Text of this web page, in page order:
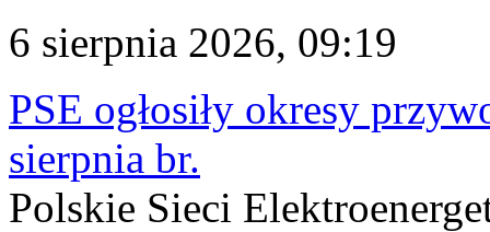
6 sierpnia 2026, 09:19
PSE ogłosiły okresy
sierpnia br.
Polskie Sieci